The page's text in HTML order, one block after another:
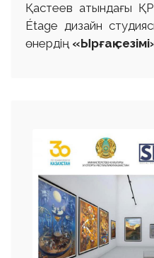
Қастеев атындағы
Étage дизайн
өнердің «Ырғақ